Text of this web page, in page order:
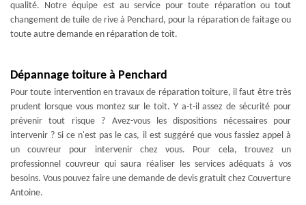
qualité. Notre équipe est au service pour toute réparation ou tout
changement de tuile de rive à Penchard, pour la réparation de faitage ou
toute autre demande en réparation de toit.
Dépannage toiture à Penchard
Pour toute intervention en travaux de réparation toiture, il faut être très
prudent lorsque vous montez sur le toit. Y a-t-il assez de sécurité pour
prévenir tout risque ? Avez-vous les dispositions nécessaires pour
intervenir ? Si ce n'est pas le cas, il est suggéré que vous fassiez appel à
un couvreur pour intervenir chez vous. Pour cela, trouvez un
professionnel couvreur qui saura réaliser les services adéquats à vos
besoins. Vous pouvez faire une demande de devis gratuit chez Couverture
Antoine.